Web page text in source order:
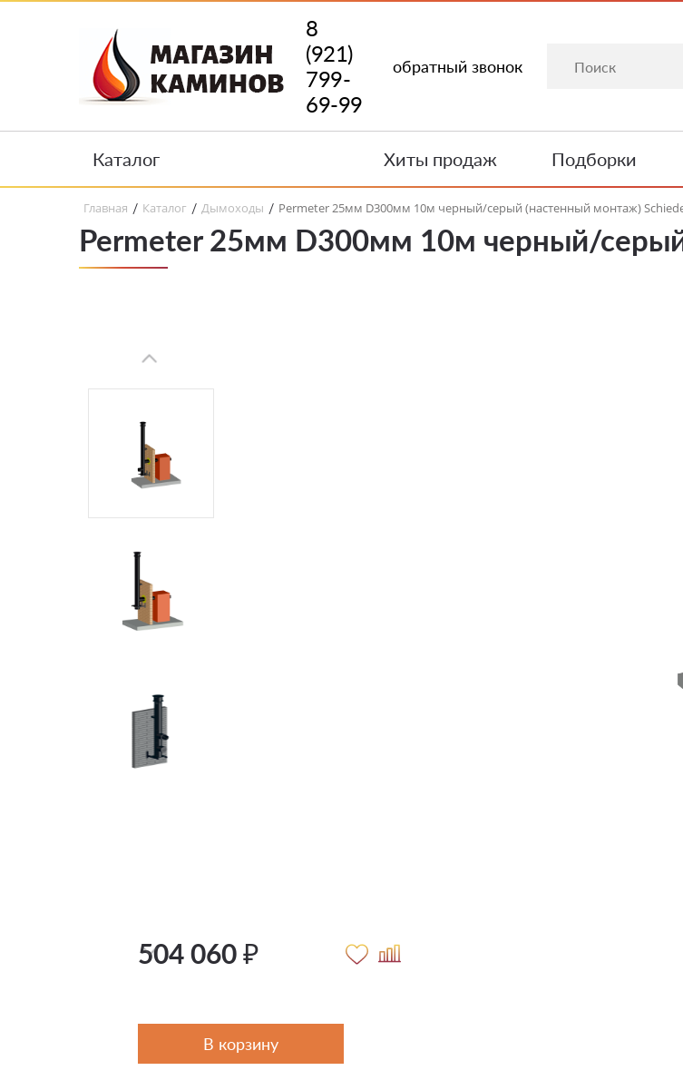
8
(921)
799-
69-99
обратный звонок
Каталог Хиты продаж Подборки
Главная / Каталог / Дымоходы / Permeter 25мм D300мм 10м черный/серый (настенный монтаж)
Permeter 25мм D300мм 10м черный/
504 060 ₽
В корзину